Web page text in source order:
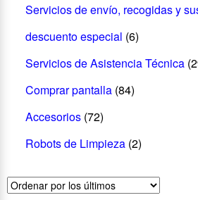
Servicios de envío, recogidas y
descuento especial (6)
Servicios de Asistencia Técnica
Comprar pantalla (84)
Accesorios (72)
Robots de Limpieza (2)